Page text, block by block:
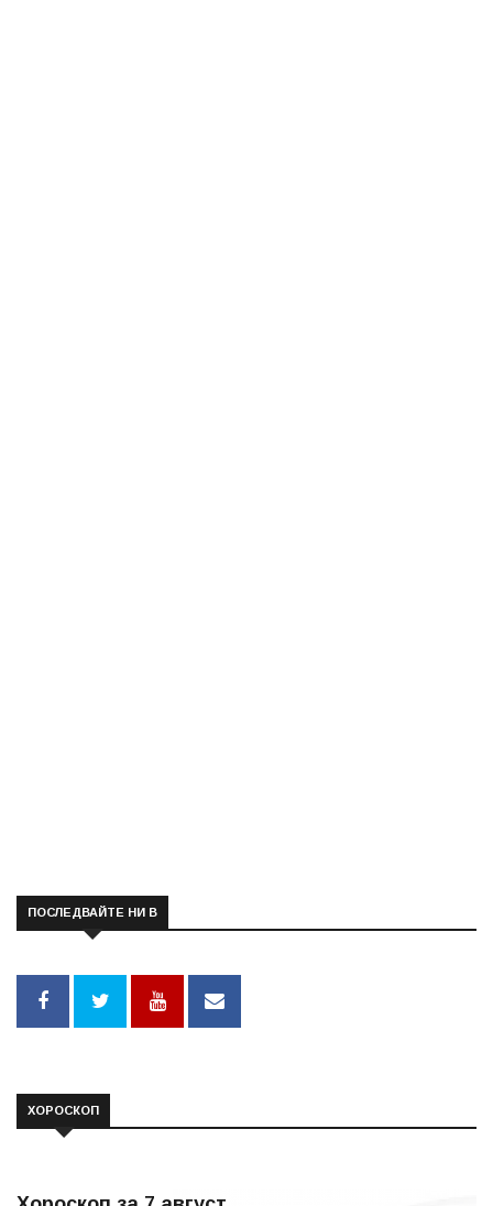
ПОСЛЕДВАЙТЕ НИ В
ХОРОСКОП